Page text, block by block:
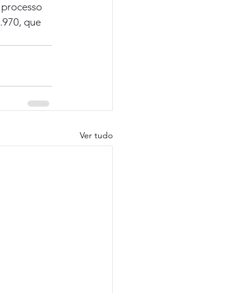
que
Ver tudo